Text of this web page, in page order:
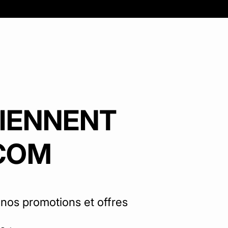
promotions et offres